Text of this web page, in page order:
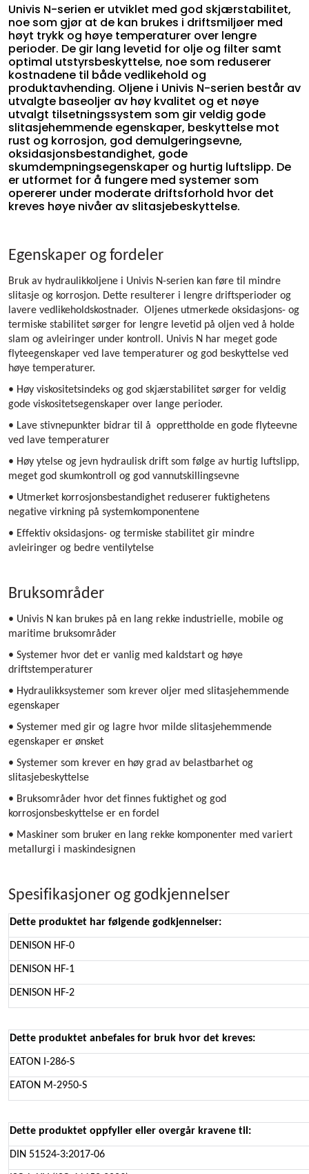
Univis N-serien er utviklet med god skjærstabilitet,
noe som gjør at de kan brukes i driftsmiljøer med
høyt trykk og høye temperaturer over lengre
perioder. De gir lang levetid for olje og filter samt
optimal utstyrsbeskyttelse, noe som reduserer
kostnadene til både vedlikehold og
produktavhending. Oljene i Univis N-serien består av
utvalgte baseoljer av høy kvalitet og et nøye
utvalgt tilsetningssystem som gir veldig gode
slitasjehemmende egenskaper, beskyttelse mot
rust og korrosjon, god demulgeringsevne,
oksidasjonsbestandighet, gode
skumdempningsegenskaper og hurtig luftslipp. De
er utformet for å fungere med systemer som
opererer under moderate driftsforhold hvor det
kreves høye nivåer av slitasjebeskyttelse.
Egenskaper og fordeler
Bruk av hydraulikkoljene i Univis N-serien kan føre til mindre
slitasje og korrosjon. Dette resulterer i lengre driftsperioder og
lavere vedlikeholdskostnader. Oljenes utmerkede oksidasjons- og
termiske stabilitet sørger for lengre levetid på oljen ved å holde
slam og avleiringer under kontroll. Univis N har meget gode
flyteegenskaper ved lave temperaturer og god beskyttelse ved
høye temperaturer.
• Høy viskositetsindeks og god skjærstabilitet sørger for veldig
gode viskositetsegenskaper over lange perioder.
• Lave stivnepunkter bidrar til å opprettholde en gode flyteevne
ved lave temperaturer
• Høy ytelse og jevn hydraulisk drift som følge av hurtig luftslipp,
meget god skumkontroll og god vannutskillingsevne
• Utmerket korrosjonsbestandighet reduserer fuktighetens
negative virkning på systemkomponentene
• Effektiv oksidasjons- og termiske stabilitet gir mindre
avleiringer og bedre ventilytelse
Bruksområder
• Univis N kan brukes på en lang rekke industrielle, mobile og
maritime bruksområder
• Systemer hvor det er vanlig med kaldstart og høye
driftstemperaturer
• Hydraulikksystemer som krever oljer med slitasjehemmende
egenskaper
• Systemer med gir og lagre hvor milde slitasjehemmende
egenskaper er ønsket
• Systemer som krever en høy grad av belastbarhet og
slitasjebeskyttelse
• Bruksområder hvor det finnes fuktighet og god
korrosjonsbeskyttelse er en fordel
• Maskiner som bruker en lang rekke komponenter med variert
metallurgi i maskindesignen
Spesifikasjoner og godkjennelser
Dette produktet har følgende godkjennelser:
DENISON HF-0
DENISON HF-1
DENISON HF-2
Dette produktet anbefales for bruk hvor det kreves:
EATON I-286-S
EATON M-2950-S
Dette produktet oppfyller eller overgår kravene til:
DIN 51524-3:2017-06